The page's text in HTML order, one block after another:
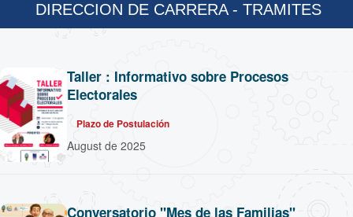
DIRECCION DE CARRERA - TRAMITES
Taller : Informativo sobre Procesos
Electorales
Plazo de Postulación
August de 2025
Conversatorio "Mes de las Familias"